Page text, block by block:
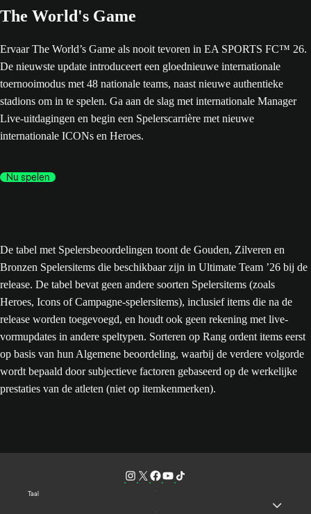
The World's Game
Ervaar The World’s Game als nooit tevoren in EA SPORTS FC™ 26.
De nieuwste update introduceert een gloednieuwe internationale
toernooimodus met 48 nationale teams, naast nieuwe authentieke
stadions om in te spelen. Ga aan de slag met internationale Manager
Live-uitdagingen en begin een Spelerscarrière met nieuwe
internationale ICONs en Heroes.
Nu spelen
De tabel met Spelersbeoordelingen toont de Gouden, Zilveren en
Bronzen Spelersitems die beschikbaar zijn in Ultimate Team ’26 bij de
release. De tabel bevat geen andere soorten Spelersitems (zoals
Heroes, Icons of Campagne-spelersitems), inclusief items die na de
release worden toegevoegd, en houdt ook geen rekening met live-
vormupdates in andere speltypen. Sorteren op Rang ordent items eerst
op basis van hun Algemene beoordeling, waarbij de verdere volgorde
wordt bepaald door subjectieve factoren gebaseerd op de werkelijke
prestaties van de atleten (niet op itemkenmerken).
Taal